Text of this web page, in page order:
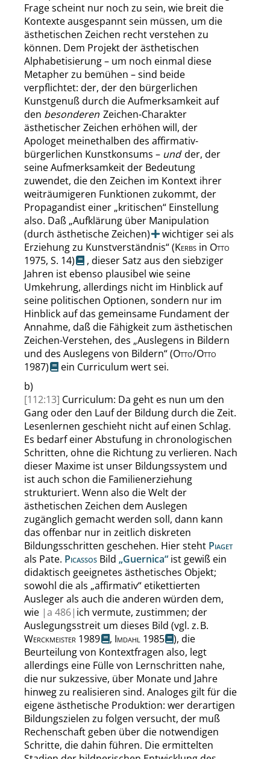
Frage scheint nur noch zu sein, wie breit die
Kontexte ausgespannt sein müssen, um die
ästhetischen Zeichen recht verstehen zu
können. Dem Projekt der ästhetischen
Alphabetisierung – um noch einmal diese
Metapher zu bemühen – sind beide
verpflichtet: der, der den bürgerlichen
Kunstgenuß durch die Aufmerksamkeit auf
den besonderen Zeichen-Charakter
ästhetischer Zeichen erhöhen will, der
Apologet meinethalben des affirmativ-
bürgerlichen Kunstkonsums – undder, der
seine Aufmerksamkeit der Bedeutung
zuwendet, die den Zeichen im Kontext ihrer
weiträumigeren Funktionen zukommt, der
Propagandist einer „kritischen“ Einstellung
also. Daß „Aufklärung über Manipulation
(durch ästhetische Zeichen)
wichtiger sei als
Erziehung zu Kunstverständnis“(Kerbs in Otto
1975, S. 14)
, dieser Satz aus den siebziger
Jahren ist ebenso plausibel wie seine
Umkehrung, allerdings nicht im Hinblick auf
seine politischen Optionen, sondern nur im
Hinblick auf das gemeinsame Fundament der
Annahme, daß die Fähigkeit zum ästhetischen
Zeichen-Verstehen, des „Auslegens in Bildern
und des Auslegens von Bildern“(Otto/Otto
1987)
ein Curriculum wert sei.
b)
[112:13] Curriculum: Da geht es nun um den
Gang oder den Lauf der Bildung durch die Zeit.
Lesenlernen geschieht nicht auf einen Schlag.
Es bedarf einer Abstufung in chronologischen
Schritten, ohne die Richtung zu verlieren. Nach
dieser Maxime ist unser Bildungssystem und
ist auch schon die Familienerziehung
strukturiert. Wenn also die Welt der
ästhetischen Zeichen dem Auslegen
zugänglich gemacht werden soll, dann kann
das offenbar nur in zeitlich diskreten
Bildungsschritten geschehen. Hier steht Piaget
als Pate. Picassos Bild „Guernica“ ist gewiß ein
didaktisch geeignetes ästhetisches Objekt;
sowohl die als „affirmativ“ etikettierten
Ausleger als auch die anderen würden dem,
wie |a 486| ich vermute, zustimmen; der
Auslegungsstreit um dieses Bild (vgl. z. B.
Werckmeister 1989 , Imdahl1985
), die
Beurteilung von Kontextfragen also, legt
allerdings eine Fülle von Lernschritten nahe,
die nur sukzessive, über Monate und Jahre
hinweg zu realisieren sind. Analoges gilt für die
eigene ästhetische Produktion: wer derartigen
Bildungszielen zu folgen versucht, der muß
Rechenschaft geben über die notwendigen
Schritte, die dahin führen. Die ermittelten